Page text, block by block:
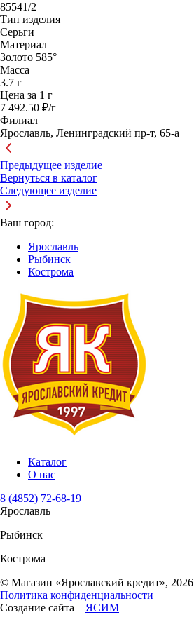
85541/2
Тип изделия
Серьги
Материал
Золото 585°
Масса
3.7 г
Цена за 1 г
7 492.50 ₽/г
Филиал
Ярославль, Ленинградский пр-т, 65-а
Предыдущее изделие
Вернуться в каталог
Следующее изделие
Ваш город:
Ярославль
Рыбинск
Кострома
Каталог
О нас
8 (4852) 72-68-19
Ярославль
Рыбинск
Кострома
© Магазин «Ярославский кредит», 2026
Политика конфиденциальности
Создание сайта – ЯСИМ